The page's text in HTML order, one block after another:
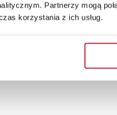
Partnerzy mogą
korzystania z ich usług.